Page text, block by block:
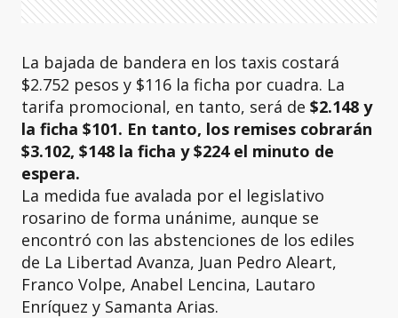
La bajada de bandera en los taxis costará
$2.752 pesos y $116 la ficha por cuadra. La
tarifa promocional, en tanto, será de $2.148 y
la ficha $101. En tanto, los remises cobrarán
$3.102, $148 la ficha y $224 el minuto de
espera.
La medida fue avalada por el legislativo
rosarino de forma unánime, aunque se
encontró con las abstenciones de los ediles
de La Libertad Avanza, Juan Pedro Aleart,
Franco Volpe, Anabel Lencina, Lautaro
Enríquez y Samanta Arias.